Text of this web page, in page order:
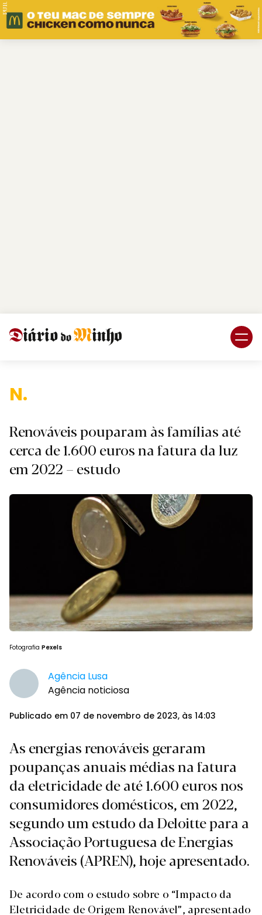
PUB.
Naciona
Renováveis pouparam às famílias até
cerca de 1.600 euros na fatura da luz
em 2022 – estudo
Fotografia Pexels
Agência Lusa
Agência noticiosa
Publicado em 07 de novembro de 2023, às 14:03
As energias renováveis geraram
poupanças anuais médias na fatura
da eletricidade de até 1.600 euros nos
consumidores domésticos, em 2022,
segundo um estudo da Deloitte para a
Associação Portuguesa de Energias
Renováveis (APREN), hoje apresentado.
De acordo com o estudo sobre o “Impacto da
Eletricidade de Origem Renovável”, apresentado